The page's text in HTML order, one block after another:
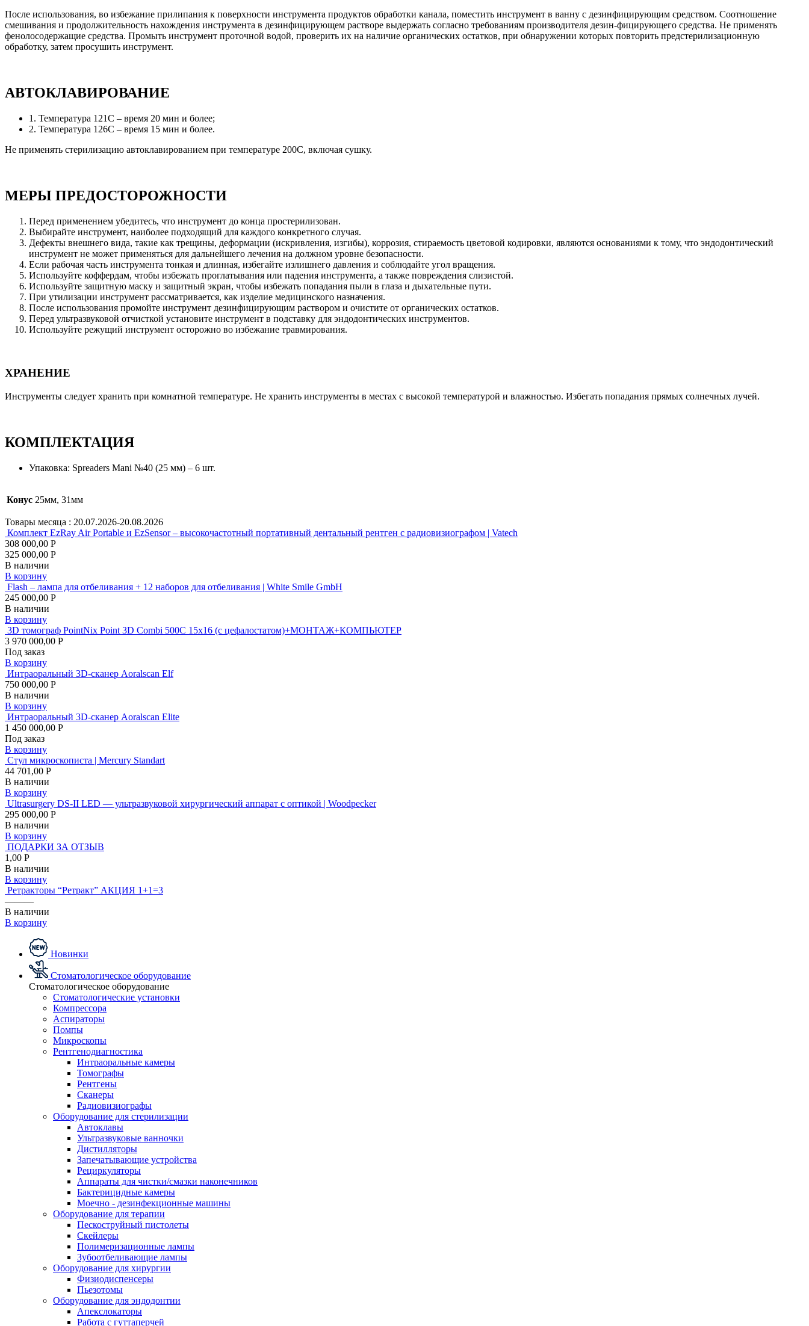
После использования, во избежание прилипания к поверхности инструмента продуктов обработки канала, поместить инструмент в ванну с дезинфицирующим средством. Соотношение
смешивания и продолжительность нахождения инструмента в дезинфицирующем растворе выдержать согласно требованиям производителя дезин-фицирующего средства. Не применять
фенолосодержащие средства. Промыть инструмент проточной водой, проверить их на наличие органических остатков, при обнаружении которых повторить предстерилизационную
обработку, затем просушить инструмент.
АВТОКЛАВИРОВАНИЕ
1. Температура 121С – время 20 мин и более;
2. Температура 126С – время 15 мин и более.
Не применять стерилизацию автоклавированием при температуре 200С, включая сушку.
МЕРЫ ПРЕДОСТОРОЖНОСТИ
Перед применением убедитесь, что инструмент до конца простерилизован.
Выбирайте инструмент, наиболее подходящий для каждого конкретного случая.
Дефекты внешнего вида, такие как трещины, деформации (искривления, изгибы), коррозия, стираемость цветовой кодировки, являются основаниями к тому, что эндодонтический
инструмент не может применяться для дальнейшего лечения на должном уровне безопасности.
Если рабочая часть инструмента тонкая и длинная, избегайте излишнего давления и соблюдайте угол вращения.
Используйте коффердам, чтобы избежать проглатывания или падения инструмента, а также повреждения слизистой.
Используйте защитную маску и защитный экран, чтобы избежать попадания пыли в глаза и дыхательные пути.
При утилизации инструмент рассматривается, как изделие медицинского назначения.
После использования промойте инструмент дезинфицирующим раствором и очистите от органических остатков.
Перед ультразвуковой отчисткой установите инструмент в подставку для эндодонтических инструментов.
Используйте режущий инструмент осторожно во избежание травмирования.
ХРАНЕНИЕ
Инструменты следует хранить при комнатной температуре. Не хранить инструменты в местах с высокой температурой и влажностью. Избегать попадания прямых солнечных лучей.
КОМПЛЕКТАЦИЯ
Упаковка: Spreaders Mani №40 (25 мм) – 6 шт.
Конус 25мм, 31мм
Товары месяца : 20.07.2026-20.08.2026
Комплект EzRay Air Portable и EzSensor – высокочастотный портативный дентальный рентген с радиовизиографом | Vatech
308 000,00 Р
325 000,00 Р
В наличии
В корзину
Flash – лампа для отбеливания + 12 наборов для отбеливания | White Smile GmbH
245 000,00 Р
В наличии
В корзину
3D томограф PointNix Point 3D Combi 500C 15х16 (с цефалостатом)+МОНТАЖ+КОМПЬЮТЕР
3 970 000,00 Р
Под заказ
В корзину
Интраоральный 3D-сканер Aoralscan Elf
750 000,00 Р
В наличии
В корзину
Интраоральный 3D-сканер Aoralscan Elite
1 450 000,00 Р
Под заказ
В корзину
Стул микроскописта | Mercury Standart
44 701,00 Р
В наличии
В корзину
Ultrasurgery DS-II LED — ультразвуковой хирургический аппарат с оптикой | Woodpecker
295 000,00 Р
В наличии
В корзину
ПОДАРКИ ЗА ОТЗЫВ
1,00 Р
В наличии
В корзину
Ретракторы “Ретракт” АКЦИЯ 1+1=3
———
В наличии
В корзину
Новинки
Стоматологическое оборудование
Стоматологическое оборудование
Стоматологические установки
Компрессора
Аспираторы
Помпы
Микроскопы
Рентгенодиагностика
Интраоральные камеры
Томографы
Рентгены
Сканеры
Радиовизиографы
Оборудование для стерилизации
Автоклавы
Ультразвуковые ванночки
Дистилляторы
Запечатывающие устройства
Рециркуляторы
Аппараты для чистки/смазки наконечников
Бактерицидные камеры
Моечно - дезинфекционные машины
Оборудование для терапии
Пескоструйный пистолеты
Скейлеры
Полимеризационные лампы
Зубоотбеливающие лампы
Оборудование для хирургии
Физиодиспенсеры
Пьезотомы
Оборудование для эндодонтии
Апекслокаторы
Работа с гуттаперчей